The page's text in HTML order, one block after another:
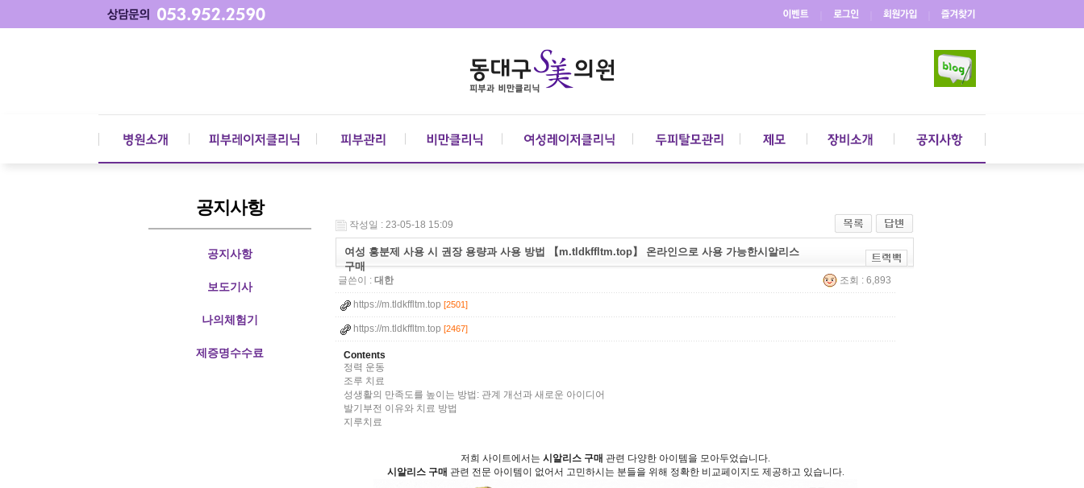
공지사항
공지사항
보도기사
나의체험기
제증명수수료
작성일 : 23-05-18 15:09
여성 흥분제 사용 시 권장 용량과 사용 방법 【m.tldkffltm.top】 온라인으로 사용 가능한시알리스
구매
글쓴이 : 대한 조회 : 6,893
https://m.tldkffltm.top [2501]
https://m.tldkffltm.top [2467]
Contents
정력 운동
조루 치료
성생활의 만족도를 높이는 방법: 관계 개선과 새로운 아이디어
발기부전 이유와 치료 방법
지루치료
저희 사이트에서는 시알리스 구매 관련 다양한 아이템을 모아두었습니다.
시알리스 구매 관련 전문 아이템이 없어서 고민하시는 분들을 위해 정확한 비교페이지도 제공하고 있습니다.